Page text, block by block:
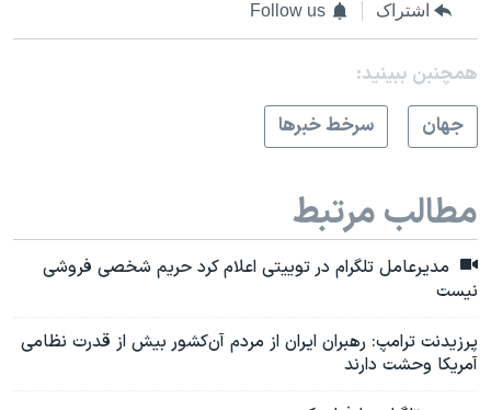
اشتراک Follow us
همچنبن ببینید:
جهان
سرخط خبرها
مطالب مرتبط
مدیرعامل تلگرام در توییتی اعلام کرد حریم شخصی فروشی
نیست
پرزیدنت ترامپ: رهبران ایران از مردم آن‌کشور بیش از قدرت نظامی
آمریکا وحشت دارند